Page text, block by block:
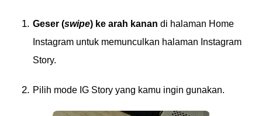
Geser (swipe) ke arah kanan di halaman Home
Instagram untuk memunculkan halaman Instagram
Story.
Pilih mode IG Story yang kamu ingin gunakan.